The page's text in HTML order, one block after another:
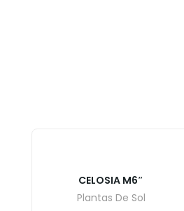
CELOSIA M6″
Plantas De Sol